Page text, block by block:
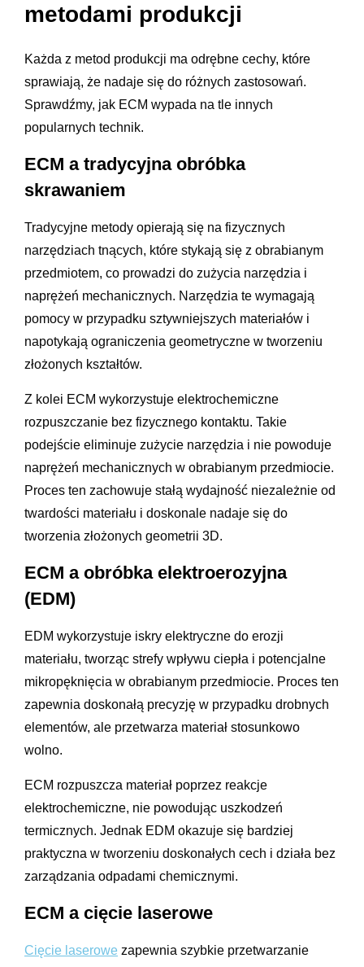
metodami produkcji
Każda z metod produkcji ma odrębne cechy, które
sprawiają, że nadaje się do różnych zastosowań.
Sprawdźmy, jak ECM wypada na tle innych
popularnych technik.
ECM a tradycyjna obróbka
skrawaniem
Tradycyjne metody opierają się na fizycznych
narzędziach tnących, które stykają się z obrabianym
przedmiotem, co prowadzi do zużycia narzędzia i
naprężeń mechanicznych. Narzędzia te wymagają
pomocy w przypadku sztywniejszych materiałów i
napotykają ograniczenia geometryczne w tworzeniu
złożonych kształtów.
Z kolei ECM wykorzystuje elektrochemiczne
rozpuszczanie bez fizycznego kontaktu. Takie
podejście eliminuje zużycie narzędzia i nie powoduje
naprężeń mechanicznych w obrabianym przedmiocie.
Proces ten zachowuje stałą wydajność niezależnie od
twardości materiału i doskonale nadaje się do
tworzenia złożonych geometrii 3D.
ECM a obróbka elektroerozyjna
(EDM)
EDM wykorzystuje iskry elektryczne do erozji
materiału, tworząc strefy wpływu ciepła i potencjalne
mikropęknięcia w obrabianym przedmiocie. Proces ten
zapewnia doskonałą precyzję w przypadku drobnych
elementów, ale przetwarza materiał stosunkowo
wolno.
ECM rozpuszcza materiał poprzez reakcje
elektrochemiczne, nie powodując uszkodzeń
termicznych. Jednak EDM okazuje się bardziej
praktyczna w tworzeniu doskonałych cech i działa bez
zarządzania odpadami chemicznymi.
ECM a cięcie laserowe
Cięcie laserowe zapewnia szybkie przetwarzanie